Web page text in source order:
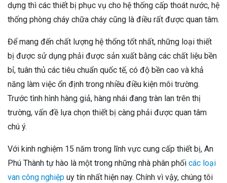
dựng thì các thiết bị phục vụ cho hệ thống cấp thoát nước, hệ
thống phòng cháy chữa cháy cũng là điều rất được quan tâm.
Để mang đến chất lượng hệ thống tốt nhất, những loại thiết
bị được sử dụng phải được sản xuất bằng các chất liệu bền
bỉ, tuân thủ các tiêu chuẩn quốc tế, có độ bền cao và khả
năng làm việc ổn định trong nhiều điều kiện môi trường.
Trước tình hình hàng giả, hàng nhái đang tràn lan trên thị
trường, vấn đề lựa chọn thiết bị càng phải được quan tâm
chú ý.
Với kinh nghiệm 15 năm trong lĩnh vực cung cấp thiết bị, An
Phú Thành tự hào là một trong những nhà phân phối các loại
van công nghiệp uy tín nhất hiện nay. Chính vì vậy, chúng tôi